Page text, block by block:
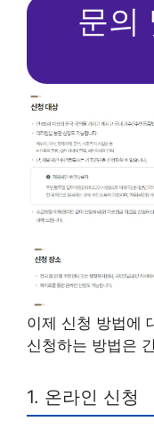
문의
이제 신청 방법에
신청하는 방법은
1. 온라인 신청